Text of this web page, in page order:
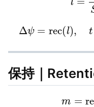
=rec
保持｜
m